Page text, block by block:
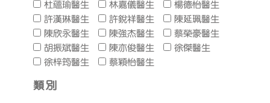
杜蘊瑜醫生 林嘉儀醫生
楊德怡醫生
許漢琳醫生
許銳祥醫生
陳延珮醫生
陳欣永醫生
陳強杰醫生
蔡榮豪醫生
胡振斌醫生
陳亦俊醫生
徐傑醫生
徐梓筠醫生
蔡穎怡醫生
類別